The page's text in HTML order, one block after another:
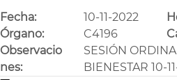
Fecha: 10-11-2022
Órgano:
C4196
Observacio
nes:
SESIÓN
BIENESTAR 10-